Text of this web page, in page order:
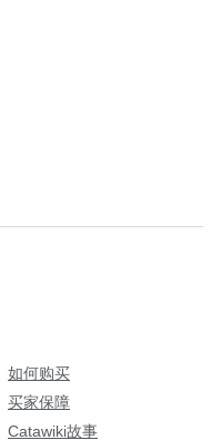
如何购买
买家保障
Catawiki故事